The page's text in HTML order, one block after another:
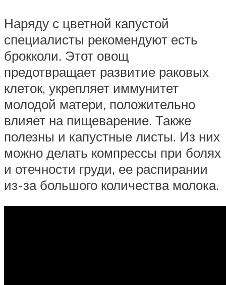
Наряду с цветной капустой
специалисты рекомендуют есть
брокколи. Этот овощ
предотвращает развитие раковых
клеток, укрепляет иммунитет
молодой матери, положительно
влияет на пищеварение. Также
полезны и капустные листы. Из них
можно делать компрессы при болях
и отечности груди, ее распирании
из-за большого количества молока.